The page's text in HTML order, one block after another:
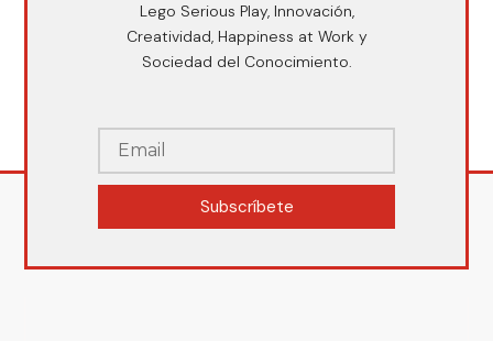
Lego Serious Play, Innovación,
Creatividad, Happiness at Work y
Sociedad del Conocimiento.
Subscríbete